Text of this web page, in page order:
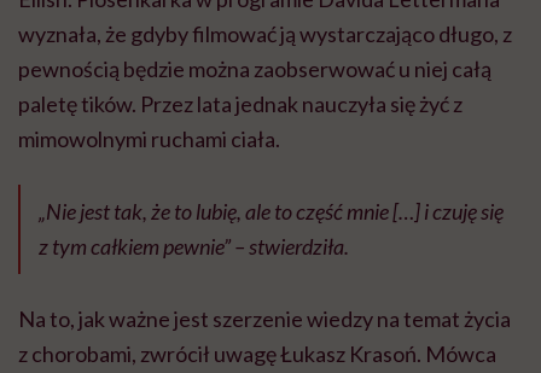
wyznała, że gdyby filmować ją wystarczająco długo, z
pewnością będzie można zaobserwować u niej całą
paletę tików. Przez lata jednak nauczyła się żyć z
mimowolnymi ruchami ciała.
„Nie jest tak, że to lubię, ale to część mnie […] i czuję się
z tym całkiem pewnie” – stwierdziła.
Na to, jak ważne jest szerzenie wiedzy na temat życia
z chorobami, zwrócił uwagę Łukasz Krasoń. Mówca